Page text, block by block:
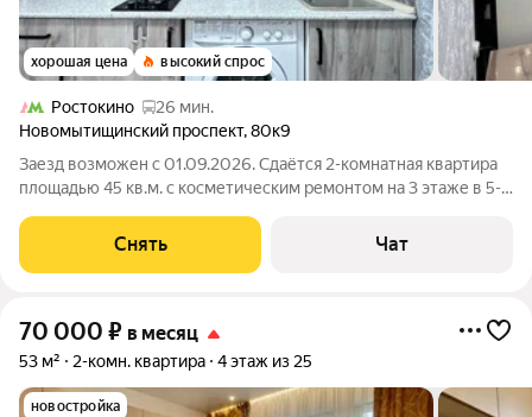
хорошая цена высокий спрос
Ростокино
26 мин.
Новомытищинский проспект,80к9
Заезд возможен с 01.09.2026. Сдаётся 2-комнатная квартира
площадью 45 кв.м. с косметическим ремонтом на 3 этаже в 5-
Стиральная машина Холодильник Пылесос Дом - панельный,
окна выходят во двор.
Снять Чат
70 000 ₽ в месяц
53 м² 2-комн. квартира 4 этаж из 25
новостройка